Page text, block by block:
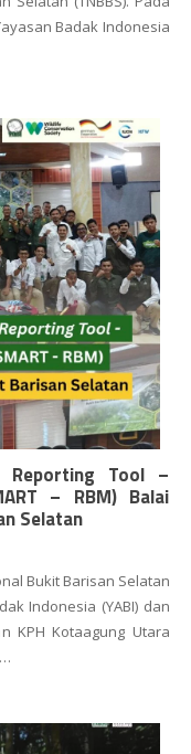
Badak Indonesia
Reporting Tool –
– RBM) Balai
Selatan
Bukit Barisan Selatan
Indonesia (YABI) dan
KPH Kotaagung Utara